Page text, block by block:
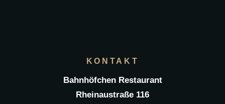
KONTAKT
Bahnhöfchen Restaurant
Rheinaustraße 116